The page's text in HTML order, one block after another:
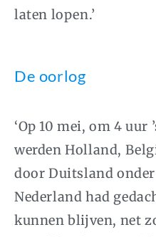
laten lopen.’
De oorlog
‘Op 10 mei, om 4 uur
werden Holland,
door Duitsland
Nederland had
kunnen blijven, net